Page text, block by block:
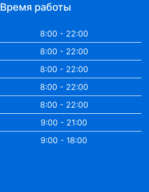
Время работы
8:00 - 22:00
8:00 - 22:00
8:00 - 22:00
8:00 - 22:00
8:00 - 22:00
9:00 - 21:00
9:00 - 18:00